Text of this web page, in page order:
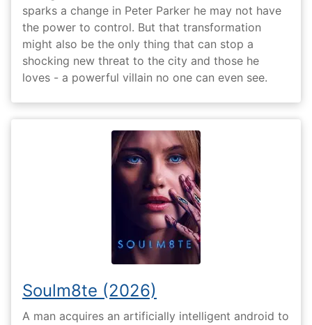
sparks a change in Peter Parker he may not have
the power to control. But that transformation
might also be the only thing that can stop a
shocking new threat to the city and those he
loves - a powerful villain no one can even see.
Soulm8te (2026)
A man acquires an artificially intelligent android to